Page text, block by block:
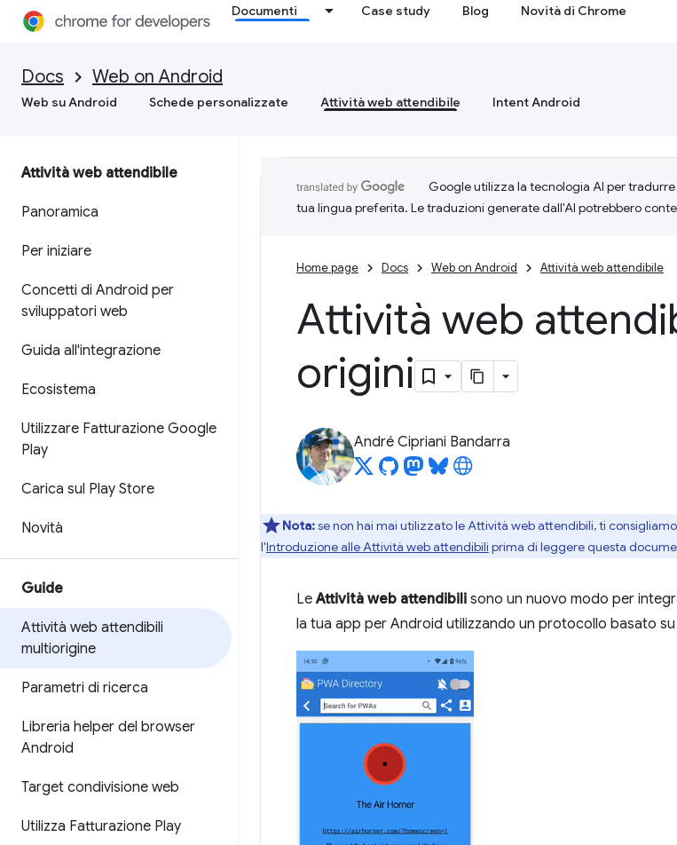
Documenti Case study Blog Novità di Chrome
Docs Web on Android
Web su Android Schede personalizzate Attività web attendibile Intent Android
Attività web attendibile
Panoramica
Per iniziare
Concetti di Android per
sviluppatori web
Guida all'integrazione
Ecosistema
Utilizzare Fatturazione Google
Play
Carica sul Play Store
Novità
Guide
Attività web attendibili
multiorigine
Parametri di ricerca
Libreria helper del browser
Android
Target condivisione web
Utilizza Fatturazione Play
Google utilizza la tecnologia AI per
tua lingua preferita. Le traduzioni generate dall'AI potrebbero
Home page Docs Web on Android Attività web attendibile
Attività web
origini
André Cipriani Bandarra
Nota:se non hai mai utilizzato le Attività web attendibili, ti
l'Introduzione alle Attività web attendibili prima di leggere questa
LeAttività web attendibili sono un nuovo modo per
la tua app per Android utilizzando un protocollo basato su